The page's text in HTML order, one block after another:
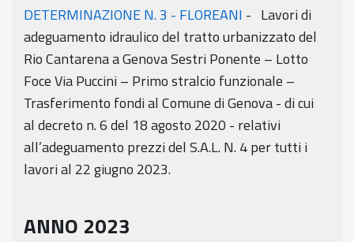
DETERMINAZIONE N. 3 - FLOREANI - Lavori di
adeguamento idraulico del tratto urbanizzato del
Rio Cantarena a Genova Sestri Ponente – Lotto
Foce Via Puccini – Primo stralcio funzionale –
Trasferimento fondi al Comune di Genova - di cui
al decreto n. 6 del 18 agosto 2020 - relativi
all’adeguamento prezzi del S.A.L. N. 4 per tutti i
lavori al 22 giugno 2023.
ANNO 2023